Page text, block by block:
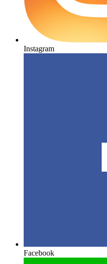
Instagram
Facebook